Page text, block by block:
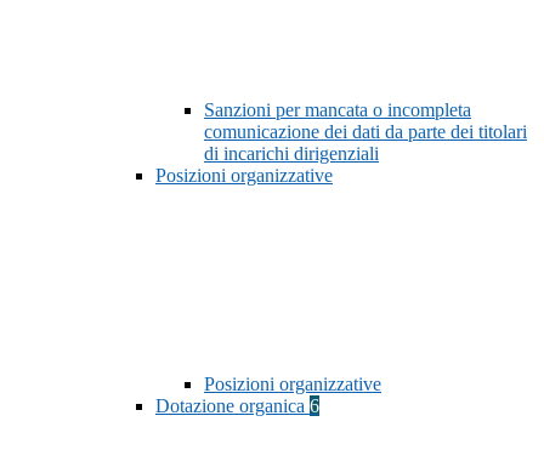
Sanzioni per mancata o incompleta
comunicazione dei dati da parte dei titolari
di incarichi dirigenziali
Posizioni organizzative
Posizioni organizzative
Dotazione organica 6